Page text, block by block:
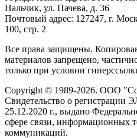
Нальчик, ул. Пачева, д. 36
Почтовый адрес: 127247, г.
100, стр. 2
Все права защищены.
материалов запрещено,
только при условии
Copyright © 1989-2026. ООО
Свидетельство о регистрации
25.12.2020 г., выдано
сфере связи, информационных
коммуникаций.